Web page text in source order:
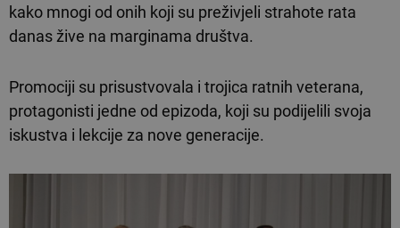
kako mnogi od onih koji su preživjeli strahote rata
danas žive na marginama društva.
Promociji su prisustvovala i trojica ratnih veterana,
protagonisti jedne od epizoda, koji su podijelili svoja
iskustva i lekcije za nove generacije.